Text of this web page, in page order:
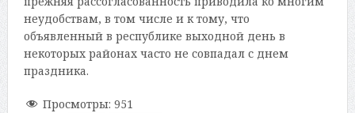
неудобствам, в том числе и к тому, что
объявленный в республике выходной день в
некоторых районах часто не совпадал с днем
праздника.
Просмотры: 951